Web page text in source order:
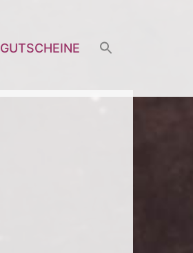
GUTSCHEINE